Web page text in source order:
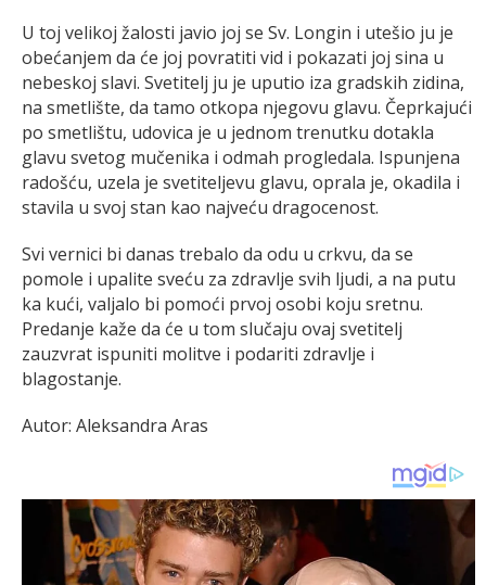
U toj velikoj žalosti javio joj se Sv. Longin i utešio ju je
obećanjem da će joj povratiti vid i pokazati joj sina u
nebeskoj slavi. Svetitelj ju je uputio iza gradskih zidina,
na smetlište, da tamo otkopa njegovu glavu. Čeprkajući
po smetlištu, udovica je u jednom trenutku dotakla
glavu svetog mučenika i odmah progledala. Ispunjena
radošću, uzela je svetiteljevu glavu, oprala je, okadila i
stavila u svoj stan kao najveću dragocenost.
Svi vernici bi danas trebalo da odu u crkvu, da se
pomole i upalite sveću za zdravlje svih ljudi, a na putu
ka kući, valjalo bi pomoći prvoj osobi koju sretnu.
Predanje kaže da će u tom slučaju ovaj svetitelj
zauzvrat ispuniti molitve i podariti zdravlje i
blagostanje.
Autor: Aleksandra Aras